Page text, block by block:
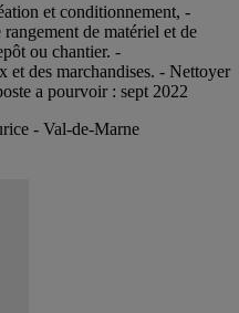
et conditionnement, -
de matériel et de
ou chantier. -
et des marchandises. - Nettoyer
a pourvoir : sept 2022
- Val-de-Marne